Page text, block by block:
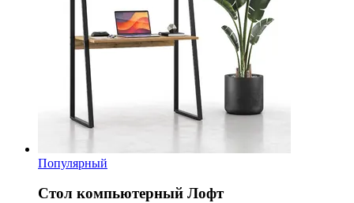
Популярный
Стол компьютерный Лофт